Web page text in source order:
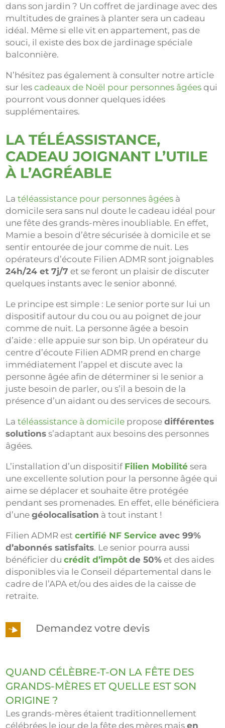
dans son jardin ? Un coffret de jardinage avec des
multitudes de graines à planter sera un cadeau
idéal. Même si elle vit en appartement, pas de
souci, il existe des box de jardinage spéciale
balconnière.
N’hésitez pas également à consulter notre article
sur lescadeaux de Noël pour personnes âgées qui
pourront vous donner quelques idées
supplémentaires.
LA TÉLÉASSISTANCE,
CADEAU JOIGNANT L’UTILE
À L’AGRÉABLE
Latéléassistance pour personnes âgées à
domicile sera sans nul doute le cadeau idéal pour
une fête des grands-mères inoubliable. En effet,
Mamie a besoin d’être sécurisée à domicile et se
sentir entourée de jour comme de nuit. Les
opérateurs d’écoute Filien ADMR sont joignables
24h/24 et 7j/7 et se feront un plaisir de discuter
quelques instants avec le senior abonné.
Le principe est simple : Le senior porte sur lui un
dispositif autour du cou ou au poignet de jour
comme de nuit. La personne âgée a besoin
d’aide : elle appuie sur son bip. Un opérateur du
centre d’écoute Filien ADMR prend en charge
immédiatement l’appel et discute avec la
personne âgée afin de déterminer si le senior a
juste besoin de parler, ou s’il a besoin de la
présence d’un aidant ou des services de secours.
Latéléassistance à domicile proposedifférentes
solutions s’adaptant aux besoins des personnes
âgées.
L’installation d’un dispositif Filien Mobilité sera
une excellente solution pour la personne âgée qui
aime se déplacer et souhaite être protégée
pendant ses promenades. En effet, elle bénéficiera
d’unegéolocalisation à tout instant !
Filien ADMR estcertifié NF Service avec 99%
d’abonnés satisfaits. Le senior pourra aussi
bénéficier ducrédit d’impôt de 50% et des aides
disponibles via le Conseil départemental dans le
cadre de l’APA et/ou des aides de la caisse de
retraite.
Demandez votre devis
QUAND CÉLÈBRE-T-ON LA FÊTE DES
GRANDS-MÈRES ET QUELLE EST SON
ORIGINE ?
Les grands-mères étaient traditionnellement
célébrées le jour de la fête des mères maisen